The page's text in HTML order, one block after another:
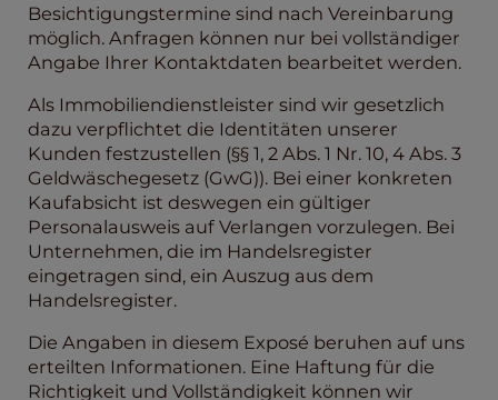
Besichtigungstermine sind nach Vereinbarung
möglich. Anfragen können nur bei vollständiger
Angabe Ihrer Kontaktdaten bearbeitet werden.
Als Immobiliendienstleister sind wir gesetzlich
dazu verpflichtet die Identitäten unserer
Kunden festzustellen (§§ 1, 2 Abs. 1 Nr. 10, 4 Abs. 3
Geldwäschegesetz (GwG)). Bei einer konkreten
Kaufabsicht ist deswegen ein gültiger
Personalausweis auf Verlangen vorzulegen. Bei
Unternehmen, die im Handelsregister
eingetragen sind, ein Auszug aus dem
Handelsregister.
Die Angaben in diesem Exposé beruhen auf uns
erteilten Informationen. Eine Haftung für die
Richtigkeit und Vollständigkeit können wir